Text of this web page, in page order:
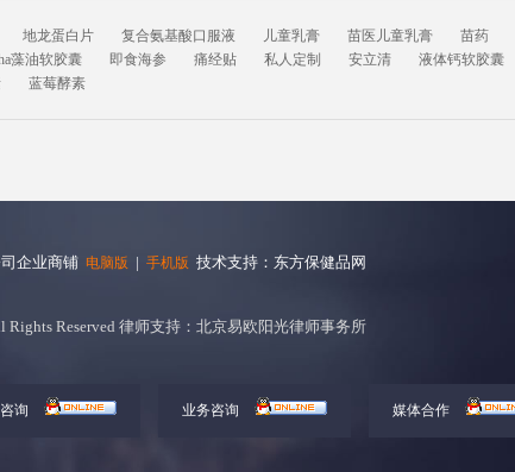
地龙蛋白片 复合氨基酸口服液 儿童乳膏 苗医儿童乳膏 苗药
藻油软胶囊 即食海参 痛经贴 私人定制 安立清 液体钙软胶囊
蓝莓酵素
企业商铺 电脑版 | 手机版 技术支持：东方保健品网
Rights Reserved 律师支持：北京易欧阳光律师事务所
询 业务咨询 媒体合作